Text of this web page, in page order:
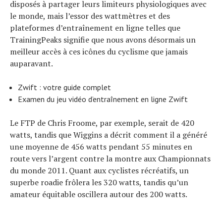
disposés à partager leurs limiteurs physiologiques avec
le monde, mais l’essor des wattmètres et des
plateformes d’entraînement en ligne telles que
TrainingPeaks signifie que nous avons désormais un
meilleur accès à ces icônes du cyclisme que jamais
auparavant.
Zwift : votre guide complet
Examen du jeu vidéo d’entraînement en ligne Zwift
Le FTP de Chris Froome, par exemple, serait de 420
watts, tandis que Wiggins a décrit comment il a généré
une moyenne de 456 watts pendant 55 minutes en
route vers l’argent contre la montre aux Championnats
du monde 2011. Quant aux cyclistes récréatifs, un
superbe roadie frôlera les 320 watts, tandis qu’un
amateur équitable oscillera autour des 200 watts.